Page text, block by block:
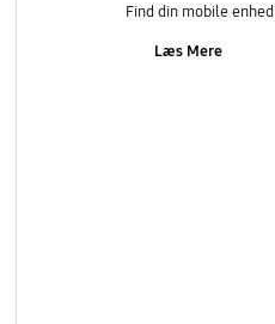
Find din mobile enhed
Læs Mere